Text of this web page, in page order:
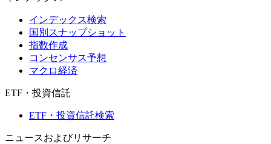
インデックス検索
国別スナップショット
指数作成
コンセンサス予想
マクロ経済
ETF・投資信託
ETF・投資信託検索
ニュースおよびリサーチ